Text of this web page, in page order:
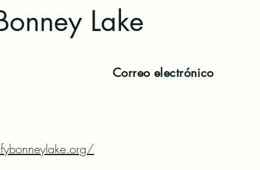
Lake
Correo electrónico